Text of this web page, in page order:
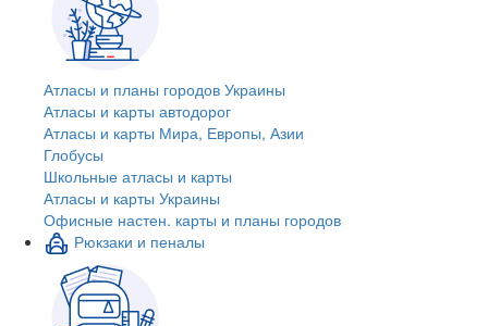
Атласы и планы городов Украины
Атласы и карты автодорог
Атласы и карты Мира, Европы, Азии
Глобусы
Школьные атласы и карты
Атласы и карты Украины
Офисные настен. карты и планы городов
Рюкзаки и пеналы